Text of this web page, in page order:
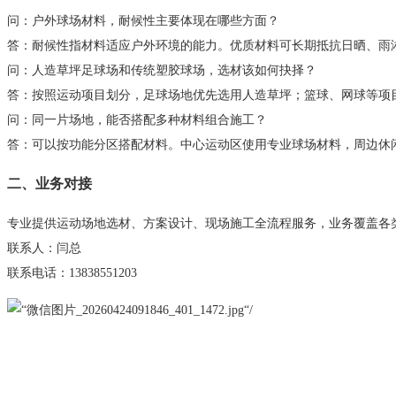
问：户外球场材料，耐候性主要体现在哪些方面？
答：耐候性指材料适应户外环境的能力。优质材料可长期抵抗日晒、
问：人造草坪足球场和传统塑胶球场，选材该如何抉择？
答：按照运动项目划分，足球场地优先选用人造草坪；篮球、网球等
问：同一片场地，能否搭配多种材料组合施工？
答：可以按功能分区搭配材料。中心运动区使用专业球场材料，周边
二、业务对接
专业提供运动场地选材、方案设计、现场施工全流程服务，业务覆盖各
联系人：闫总
联系电话：13838551203